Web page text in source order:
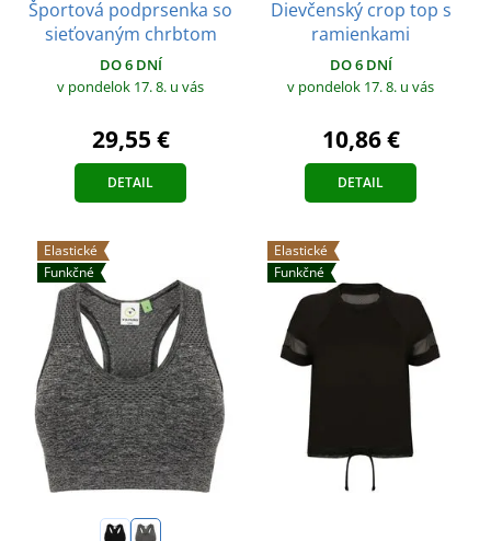
Športová podprsenka so
sieťovaným chrbtom
DO 6 DNÍ
v pondelok 17. 8. u vás
29,55 €
DETAIL
Dievčenský crop top s
ramienkami
DO 6 DNÍ
v pondelok 17. 8. u vás
10,86 €
DETAIL
Elastické
Funkčné
Elastické
Funkčné